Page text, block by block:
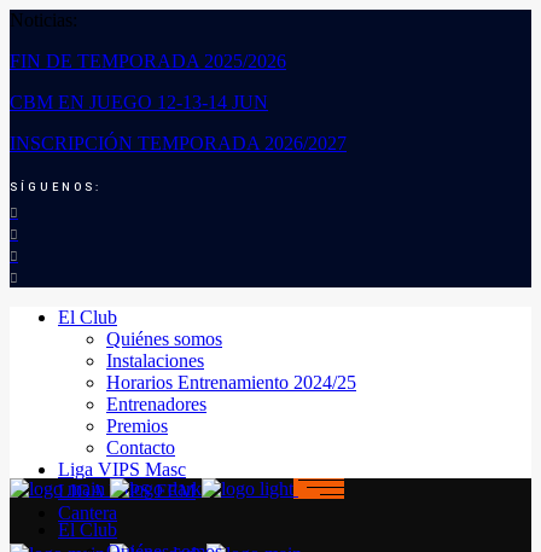
Noticias:
FIN DE TEMPORADA 2025/2026
CBM EN JUEGO 12-13-14 JUN
INSCRIPCIÓN TEMPORADA 2026/2027
SÍGUENOS:
El Club
Quiénes somos
Instalaciones
Horarios Entrenamiento 2024/25
Entrenadores
Premios
Contacto
Liga VIPS Masc
LIGA VIPS FEM
Cantera
El Club